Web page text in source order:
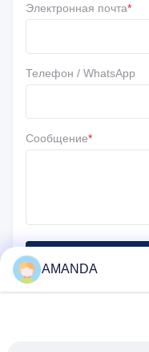
2 ★
Электронная почта*
Телефон / WhatsApp
Сообщение*
AMANDA